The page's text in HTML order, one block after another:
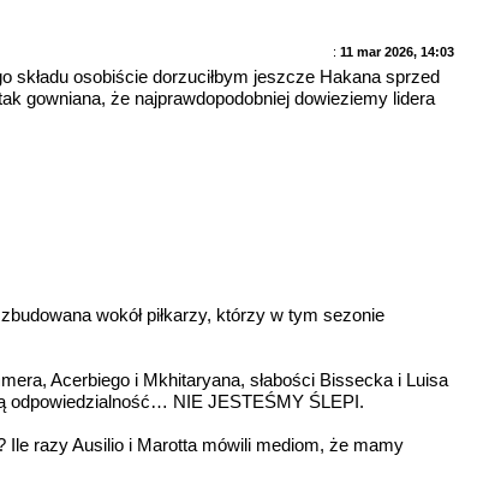
: 11 mar 2026, 14:03
składu osobiście dorzuciłbym jeszcze Hakana sprzed
gowniana, że najprawdopodobniej dowieziemy lidera
wokół piłkarzy, którzy w tym sezonie
Acerbiego i Mkhitaryana, słabości Bissecka i Luisa
odpowiedzialność… NIE JESTEŚMY ŚLEPI.
Ile razy Ausilio i Marotta mówili mediom, że mamy